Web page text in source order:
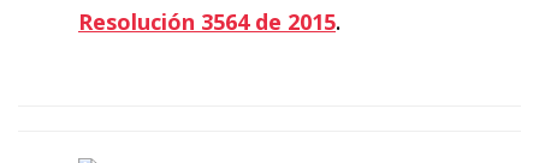
Resolución 3564 de 2015.